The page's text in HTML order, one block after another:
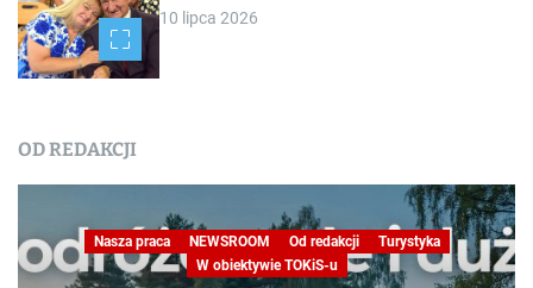
10 lipca 2026
OD REDAKCJI
Nasza praca NEWSROOM Od redakcji
Turystyka
W obiektywie TOKiS-u